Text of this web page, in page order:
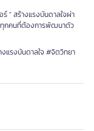
" สร้างแรงบันดาลใจผ่า
ทุกคนที่ต้องการพัฒนาตัว
รงบันดาลใจ #จิตวิทยา